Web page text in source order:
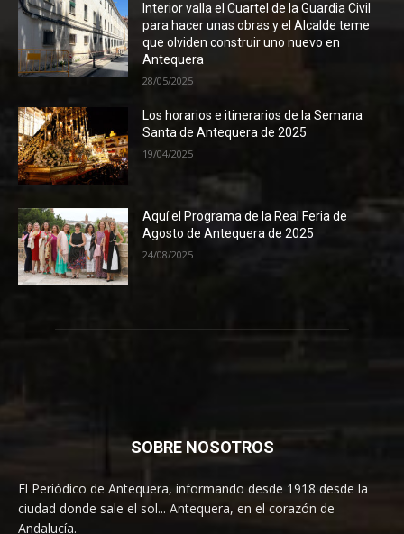
Interior valla el Cuartel de la Guardia Civil
para hacer unas obras y el Alcalde teme
que olviden construir uno nuevo en
Antequera
28/05/2025
Los horarios e itinerarios de la Semana
Santa de Antequera de 2025
19/04/2025
Aquí el Programa de la Real Feria de
Agosto de Antequera de 2025
24/08/2025
SOBRE NOSOTROS
El Periódico de Antequera, informando desde 1918 desde la
ciudad donde sale el sol... Antequera, en el corazón de
Andalucía.